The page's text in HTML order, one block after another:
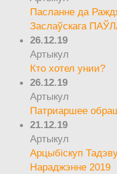
Пасланне да
Заслаўскага
26.12.19
Артыкул
Кто хотел унии?
26.12.19
Артыкул
Патриаршее
21.12.19
Артыкул
Арцыбіскуп
Нараджэнне 2019